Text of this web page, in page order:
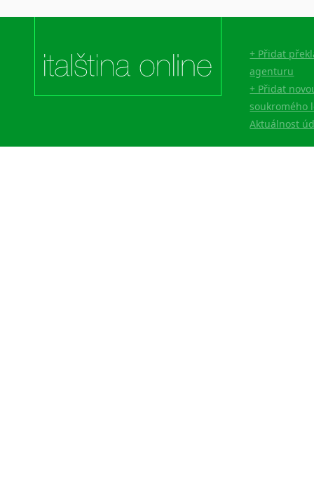
+ Přidat
agenturu
+ Přidat
soukromého
Aktuálnost